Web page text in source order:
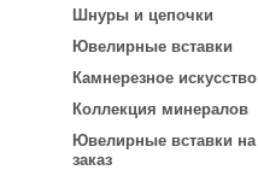
Шнуры и цепочки
Ювелирные вставки
Камнерезное искусство
Коллекция минералов
Ювелирные вставки на
заказ